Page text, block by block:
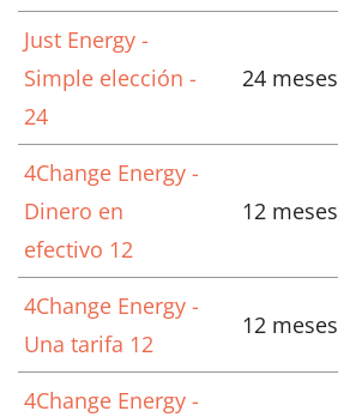
Just Energy -
Simple elección -
24
24 meses
4Change Energy -
Dinero en
efectivo 12
12 meses
4Change Energy -
Una tarifa 12
12 meses
4Change Energy -